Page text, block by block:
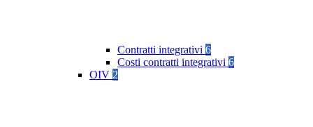
Contratti integrativi 6
Costi contratti integrativi 6
OIV 2